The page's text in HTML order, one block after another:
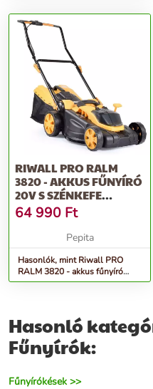
RIWALL PRO RALM
3820 - AKKUS FŰNYÍRÓ
20V S SZÉNKEFE
NÉLKÜLI MOTORRAL
64 990 Ft
Pepita
Hasonlók, mint Riwall PRO
RALM 3820 - akkus fűnyíró
20V s szénkefe nélküli motorral
Hasonló
Fűnyírók:
Fűnyírókések >>